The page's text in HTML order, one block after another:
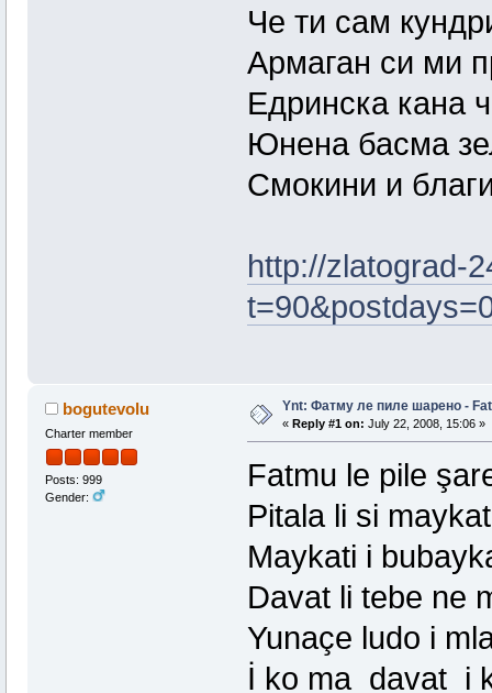
Че ти сам
Армаган си ми
Едринска кана
Юнена басма
Смокини и
http://zlatograd-
bogutevolu
Charter member
Posts: 999
Gender:
Ynt: Фатму ле пиле шарено -
« Reply #1 on: July 22, 2008, 15:06 »
Fatmu le pile
Pitala li si
Maykati i
Davat li tebe ne
Yunaçe ludo i
İ ko ma davat i